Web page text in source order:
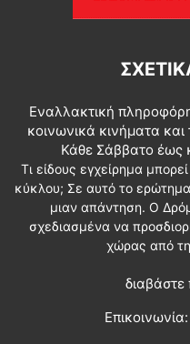
Εναλλακτική
κοινωνικά κινήματα
Κάθε Σάββατο έως
Τι είδους εγχείρημα
κύκλου; Σε αυτό το
μιαν απάντηση. Ο
σχεδιασμένα να
χώρας από
διαβάστε
Επικοινωνία: